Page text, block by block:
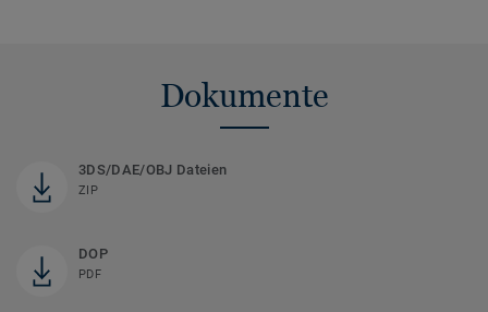
Dokumente
3DS/DAE/OBJ Dateien
ZIP
DOP
PDF